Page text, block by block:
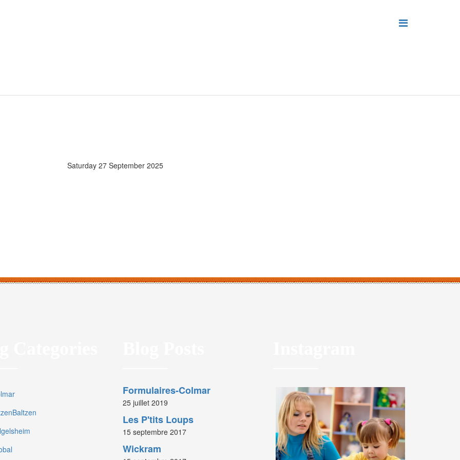
Saturday 27 September 2025
Formulaires-Colmar
25 juillet 2019
Les P'tits Loups
15 septembre 2017
Wickram